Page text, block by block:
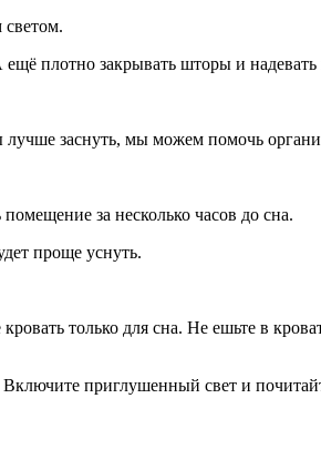
плотно закрывать шторы и
заснуть, мы можем помочь
за несколько часов до сна.
проще уснуть.
только для сна. Не ешьте в
приглушенный свет и